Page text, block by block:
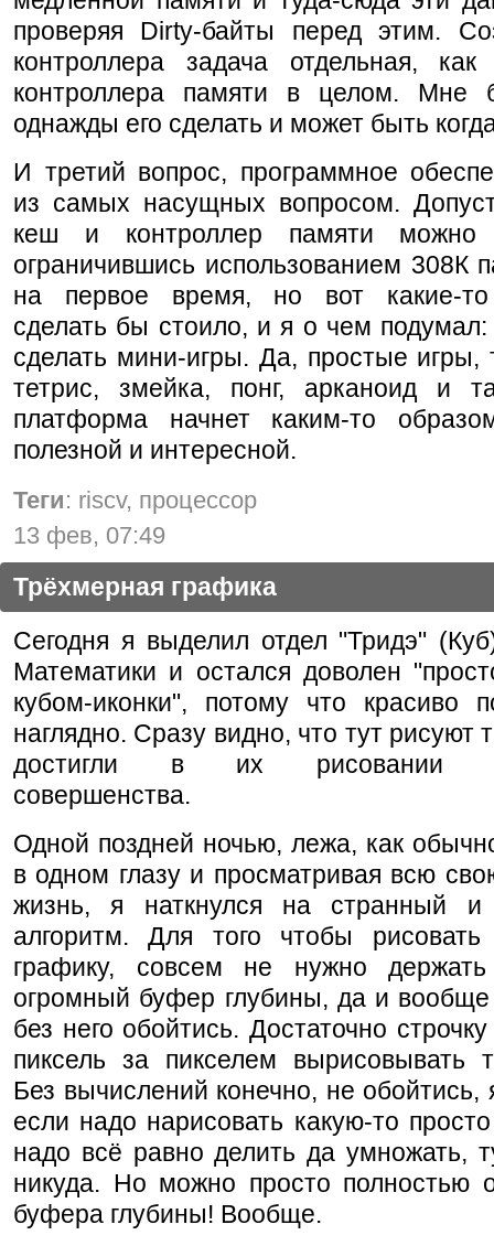
проверяя Dirty-байты перед этим.
контроллера задача отдельная,
контроллера памяти в целом. Мне
однажды его сделать и может быть
И третий вопрос, программное
из самых насущных вопросом.
кеш и контроллер памяти можно
ограничившись использованием 308К
на первое время, но вот какие-
сделать бы стоило, и я о чем
сделать мини-игры. Да, простые игры,
тетрис, змейка, понг, арканоид и
платформа начнет каким-то
полезной и интересной.
Теги: riscv, процессор
13 фев, 07:49
Трёхмерная графика
Сегодня я выделил отдел "Тридэ"
Математики и остался доволен
кубом-иконки", потому что красиво
наглядно. Сразу видно, что тут рисуют
достигли в их рисовании
совершенства.
Одной поздней ночью, лежа, как
в одном глазу и просматривая всю
жизнь, я наткнулся на странный и
алгоритм. Для того чтобы рисовать
графику, совсем не нужно
огромный буфер глубины, да и
без него обойтись. Достаточно
пиксель за пикселем вырисовывать
Без вычислений конечно, не обойтись,
если надо нарисовать какую-то просто
надо всё равно делить да умножать,
никуда. Но можно просто полностью
буфера глубины! Вообще.